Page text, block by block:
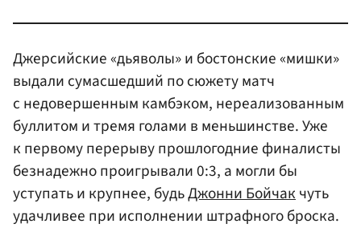
Джерсийские «дьяволы» и бостонские «мишки»
выдали сумасшедший по сюжету матч
с недовершенным камбэком, нереализованным
буллитом и тремя голами в меньшинстве. Уже
к первому перерыву прошлогодние финалисты
безнадежно проигрывали 0:3, а могли бы
уступать и крупнее, будьДжонни Бойчакчуть
удачливее при исполнении штрафного броска.